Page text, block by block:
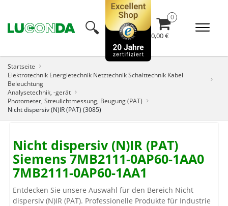
🔍︎ 0,00 €
Startseite
Elektrotechnik Energietechnik Netztechnik Schalttechnik Kabel
Beleuchtung
Analysetechnik, -gerät
Photometer, Streulichtmessung, Beugung (PAT)
Nicht dispersiv (N)IR (PAT) (3085)
Nicht dispersiv (N)IR (PAT)
Siemens 7MB2111-0AP60-1AA0
7MB2111-0AP60-1AA1
Entdecken Sie unsere Auswahl für den Bereich Nicht
dispersiv (N)IR (PAT). Professionelle Produkte für Industrie